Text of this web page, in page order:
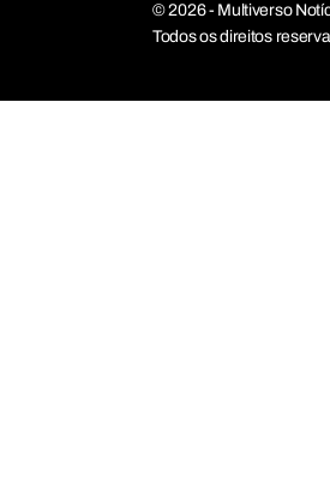
© 2026 - Multiverso
Todos os direitos